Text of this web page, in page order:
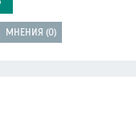
МНЕНИЯ (0)